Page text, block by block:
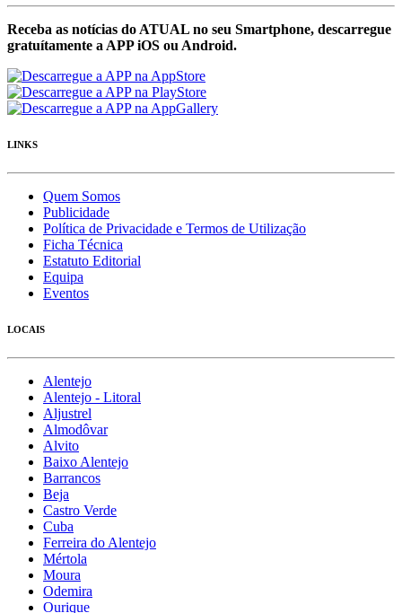
Receba as notícias do ATUAL no seu Smartphone, descarregue
gratuítamente a APP iOS ou Android.
LINKS
Quem Somos
Publicidade
Política de Privacidade e Termos de Utilização
Ficha Técnica
Estatuto Editorial
Equipa
Eventos
LOCAIS
Alentejo
Alentejo - Litoral
Aljustrel
Almodôvar
Alvito
Baixo Alentejo
Barrancos
Beja
Castro Verde
Cuba
Ferreira do Alentejo
Mértola
Moura
Odemira
Ourique